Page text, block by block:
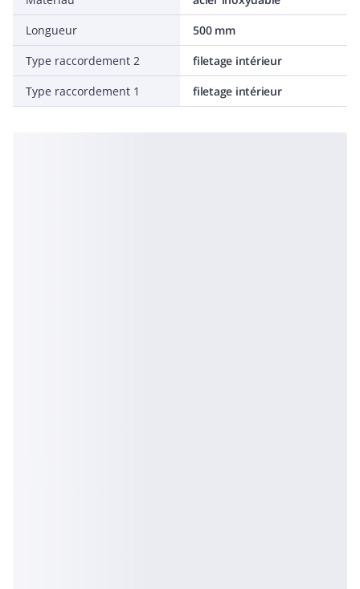
Longueur
500 mm
Type raccordement 2
filetage intérieur
Type raccordement 1
filetage intérieur